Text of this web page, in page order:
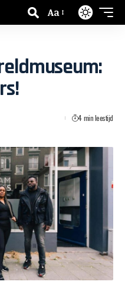
Aa
4 min leestijd